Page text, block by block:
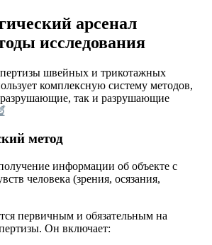
арсенал
исследования
швейных и трикотажных
комплексную систему методов,
так и разрушающие
метод
информации об объекте с
человека (зрения, осязания,
первичным и обязательным на
Он включает: